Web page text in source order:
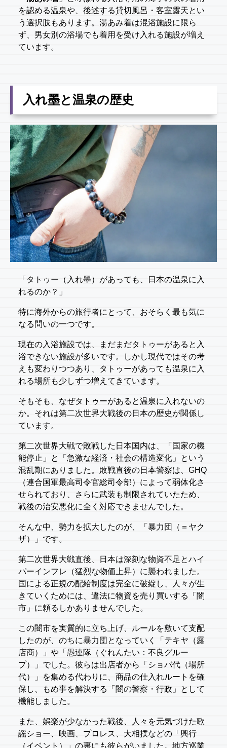
を認める温泉や、後述する貸切風呂・客室露天とい
う選択肢もあります。湯あみ着は混浴施設に限ら
ず、男女別の浴場でも着用を受け入れる施設が増え
ています。
入れ墨と温泉の歴史
「タトゥー（入れ墨）があっても、日本の温泉に入
れるのか？」
特に海外からの旅行者にとって、おそらく最も気に
なる問いの一つです。
現在の入浴施設では、まだまだタトゥーがあると入
浴できない施設が多いです。しかし現代ではその考
えも変わりつつあり、タトゥーがあっても温泉に入
れる場所も少しずつ増えてきています。
そもそも、なぜタトゥーがあると温泉に入れないの
か。それは第二次世界大戦後の日本の歴史が関係し
ています。
第二次世界大戦で敗戦した日本国内は、「国家の機
能停止」と「急激な経済・社会の構造変化」という
混乱期にありました。敗戦直後の日本警察は、GHQ
（連合国軍最高司令官総司令部）によって弱体化さ
せられており、さらに武装も制限されていたため、
戦後の治安悪化に全く対応できませんでした。
そんな中、勢力を拡大したのが、「暴力団（＝ヤク
ザ）」です。
第二次世界大戦直後、日本は深刻な物資不足とハイ
パーインフレ（猛烈な物価上昇）に襲われました。
国による正規の配給制度は完全に破綻し、人々が生
きていくためには、違法に物資を売り買いする「闇
市」に頼るしかありませんでした。
この闇市を実質的に立ち上げ、ルールを敷いて支配
したのが、のちに暴力団となっていく「テキヤ（露
店商）」や「愚連隊（ぐれんたい：不良グルー
プ）」でした。彼らは出店者から「ショバ代（場所
代）」を集める代わりに、商品の仕入れルートを確
保し、もめ事を解決する「闇の警察・行政」として
機能しました。
また、娯楽が少なかった戦後、人々を元気づけた歌
謡ショー、映画、プロレス、大相撲などの「興行
（イベント）」の裏にも彼らがいました。地方巡業